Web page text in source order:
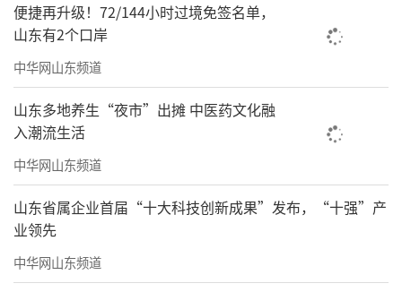
便捷再升级！72/144小时过境免签名单，
山东有2个口岸
中华网山东频道
山东多地养生“夜市”出摊 中医药文化融
入潮流生活
中华网山东频道
山东省属企业首届“十大科技创新成果”发布，“十强”产
业领先
中华网山东频道